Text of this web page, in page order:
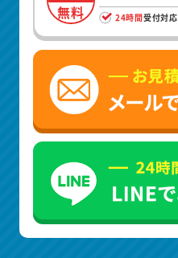
無料 24時間受付対応